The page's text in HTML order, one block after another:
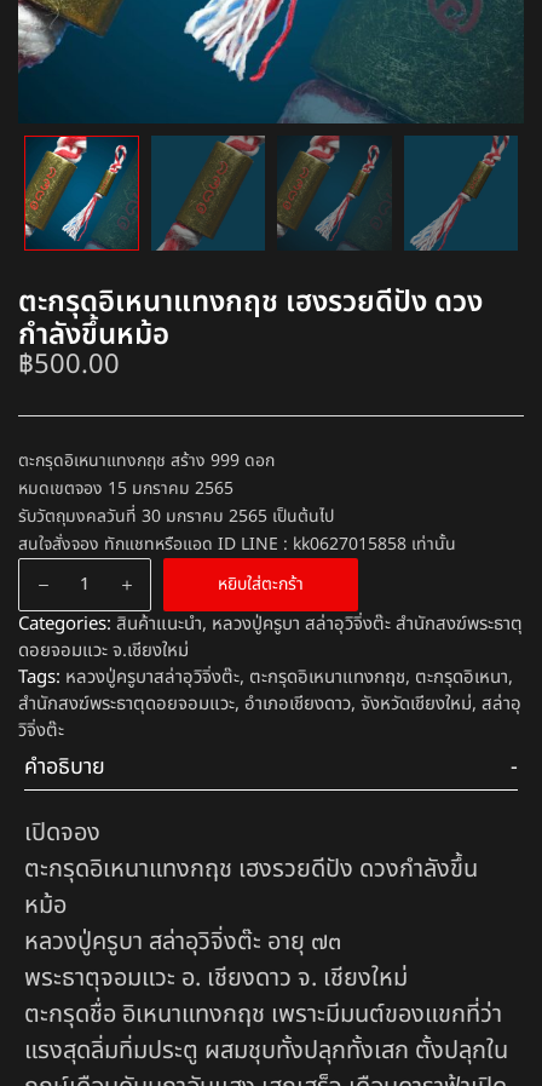
ตะกรุดอิเหนาแทงกฤช เฮงรวยดีปัง ดวง
กำลังขึ้นหม้อ
฿500.00
ตะกรุดอิเหนาแทงกฤช สร้าง 999 ดอก
หมดเขตจอง 15 มกราคม 2565
รับวัตถุมงคลวันที่ 30 มกราคม 2565 เป็นต้นไป
สนใจสั่งจอง ทักแชทหรือแอด ID LINE : kk0627015858 เท่านั้น
หยิบใส่ตะกร้า
Categories: สินค้าแนะนำ, หลวงปู่ครูบา สล่าอุวิจิ่งต๊ะ สำนักสงฆ์พระธาตุ
ดอยจอมแวะ จ.เชียงใหม่
Tags: หลวงปู่ครูบาสล่าอุวิจิ่งต๊ะ, ตะกรุดอิเหนาแทงกฤช, ตะกรุดอิเหนา,
สำนักสงฆ์พระธาตุดอยจอมแวะ, อำเภอเชียงดาว, จังหวัดเชียงใหม่, สล่าอุ
วิจิ่งต๊ะ
คำอธิบาย
เปิดจอง
ตะกรุดอิเหนาแทงกฤช เฮงรวยดีปัง ดวงกำลังขึ้น
หม้อ
หลวงปู่ครูบา สล่าอุวิจิ่งต๊ะ อายุ ๗๓
พระธาตุจอมแวะ อ. เชียงดาว จ. เชียงใหม่
ตะกรุดชื่อ อิเหนาแทงกฤช เพราะมีมนต์ของแขกที่ว่า
แรงสุดลิ่มทิ่มประตู ผสมชุบทั้งปลุกทั้งเสก ตั้งปลุกใน